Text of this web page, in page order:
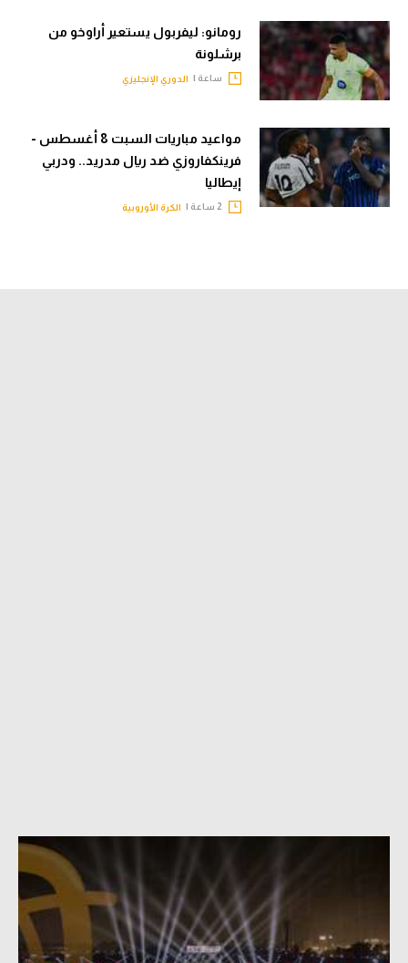
رومانو: ليفربول يستعير أراوخو من
برشلونة
ساعة | الدوري الإنجليزي
مواعيد مباريات السبت 8 أغسطس -
فرينكفاروزي ضد ريال مدريد.. ودربي
إيطاليا
الكرة الأوروبية